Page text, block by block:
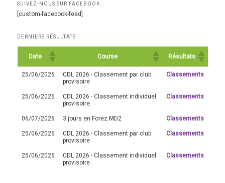
SUIVEZ-NOUS SUR FACEBOOK
[custom-facebook-feed]
DERNIERS RÉSULTATS
Date Course Résultats
25/06/2026
CDL 2026 - Classement par club
provisoire
Classements
25/06/2026
CDL 2026 - Classement individuel
provisoire
Classements
06/07/2026 3 jours en Forez MD2 Classements
25/06/2026
CDL 2026 - Classement par club
provisoire
Classements
25/06/2026
CDL 2026 - Classement individuel
provisoire
Classements